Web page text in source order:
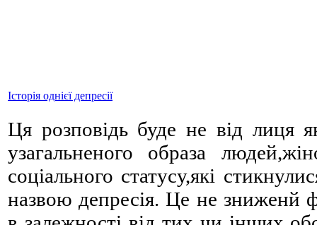
Історія однієї депресії
Ця розповідь буде не від лиця
узагальненого образа
соціального статусу,які
назвою депресія. Це не зниженй